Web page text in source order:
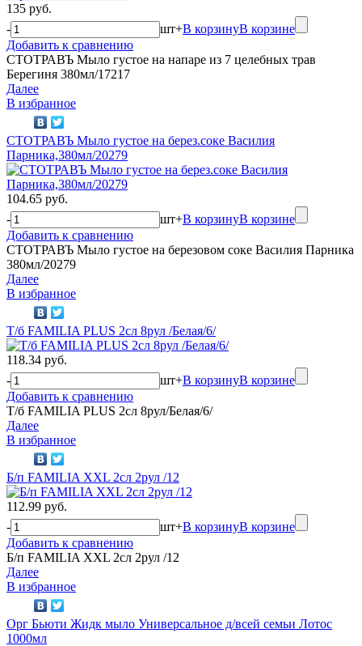
135 руб.
-
шт+В корзинуВ корзине
Добавить к сравнению
СТОТРАВЪ Мыло густое на напаре из 7 целебных трав
Берегиня 380мл/17217
Далее
В избранное
СТОТРАВЪ Мыло густое на берез.соке Василия
Парника,380мл/20279
104.65 руб.
-
шт+В корзинуВ корзине
Добавить к сравнению
СТОТРАВЪ Мыло густое на березовом соке Василия Парника
380мл/20279
Далее
В избранное
Т/б FAMILIA PLUS 2сл 8рул /Белая/6/
118.34 руб.
-
шт+В корзинуВ корзине
Добавить к сравнению
Т/б FAMILIA PLUS 2сл 8рул/Белая/6/
Далее
В избранное
Б/п FAMILIA XXL 2сл 2рул /12
112.99 руб.
-
шт+В корзинуВ корзине
Добавить к сравнению
Б/п FAMILIA XXL 2сл 2рул /12
Далее
В избранное
Орг Бьюти Жидк мыло Универсальное д/всей семьи Лотос
1000мл